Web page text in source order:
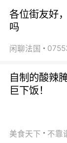
各位街友好
吗
闲聊法国
自制的酸辣
巨下饭！
美食天下